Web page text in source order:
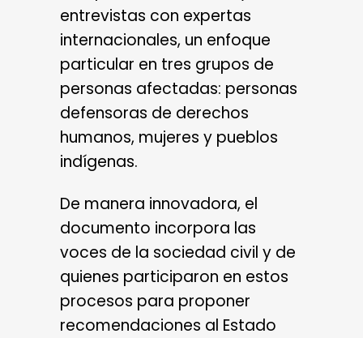
entrevistas con expertas
internacionales, un enfoque
particular en tres grupos de
personas afectadas: personas
defensoras de derechos
humanos, mujeres y pueblos
indígenas.
De manera innovadora, el
documento incorpora las
voces de la sociedad civil y de
quienes participaron en estos
procesos para proponer
recomendaciones al Estado